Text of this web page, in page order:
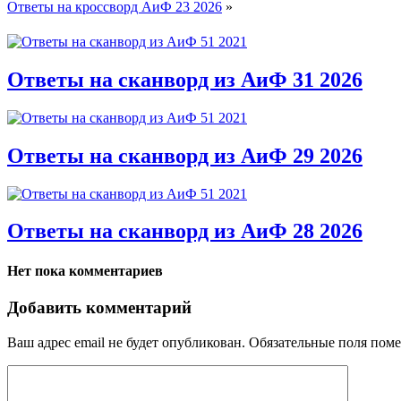
Ответы на кроссворд АиФ 23 2026 »
Ответы на сканворд из АиФ 31 2026
Ответы на сканворд из АиФ 29 2026
Ответы на сканворд из АиФ 28 2026
Нет пока комментариев
Добавить комментарий
Ваш адрес email не будет опубликован. Обязательные поля